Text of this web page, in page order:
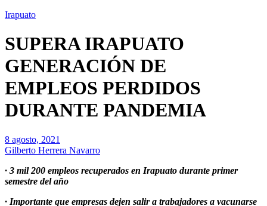
Irapuato
SUPERA IRAPUATO
GENERACIÓN DE
EMPLEOS PERDIDOS
DURANTE PANDEMIA
8 agosto, 2021
Gilberto Herrera Navarro
· 3 mil 200 empleos recuperados en Irapuato durante primer
semestre del año
· Importante que empresas dejen salir a trabajadores a vacunarse